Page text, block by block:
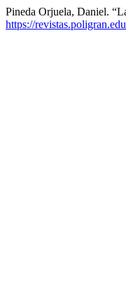
Pineda Orjuela, Daniel.
https://